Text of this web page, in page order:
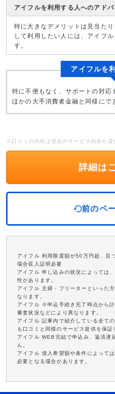
アイフルを利用する人へのアドバ
特に大きなデメリットは見当た
して利用したい人には、アイフ
す。
アイフルを
特に不便もなく、サポートの対応
ほかの大手消費者金融と同様にで
※口コミの内容は現在のサービス内容や貸
詳細は
前のペ
アイフル 利用限度額が50万円超、且
場合収入証明必要
アイフル 申し込みの状況によっては
性があります。
アイフル 主婦・フリーターといった
なります。
アイフル ※申込手続き完了時点から
審査状況などにより異なります。
アイフル 記事内で紹介している全て
も口コミと同様のサービス提供を保証
アイフル WEB完結で申込み、返済遅
ん。
アイフル 借入希望額や条件によって
必要となる場合があります。